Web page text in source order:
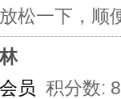
松一下，顺
员 积分数: